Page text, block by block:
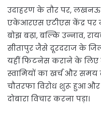
उदाहरण के तौर पर, लखनऊ
एकेआरएस एटीएस केंद्र
बोझ बढ़ा, बल्कि उन्नाव,
सीतापुर जैसे दूरदराज के
यहीं फिटनेस कराने के लिए
स्वामियों का खर्च और समय
चौतरफा विरोध शुरू हुआ
दोबारा विचार करना पड़ा।